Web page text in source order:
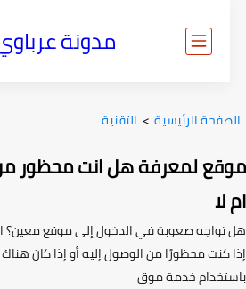
مدونة عرباوي
الرئيسية> التقنية
لمعرفة هل انت محظور من
صعوبة في الدخول إلى موقع معين؟
كنت محظورًا من الوصول إليه أو إذا كان
خدمة موق